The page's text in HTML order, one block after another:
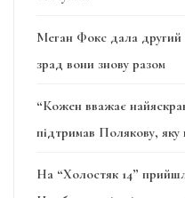
Меган Фокс дала
зрад вони знову разом
“Кожен вважає
підтримав Полякову,
На “Холостяк 14”